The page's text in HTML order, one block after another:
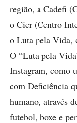
região, a Cadefi
o Cier (Centro
o Luta pela Vida,
O “Luta pela
Instagram, como
com Deficiência
humano, através
futebol, boxe e